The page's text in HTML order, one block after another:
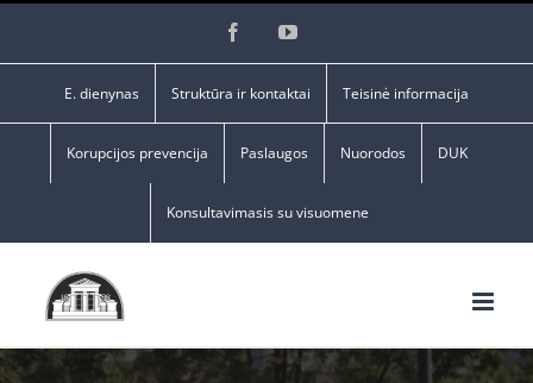
FacebookYouTube
E. dienynas Struktūra ir kontaktai Teisinė informacija
Korupcijos prevencija Paslaugos Nuorodos DUK
Konsultavimasis su visuomene